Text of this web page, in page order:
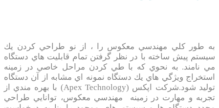
به طور كلي مهندسي معكوس را ، از نو طراحي كردن يك
سيستم پيش ساخته با در نظر گرفتن تمام قابليت هاي دستگاه
مي نامند. به نحوي كه با طي كردن مراحل خاصي در زمينه
استخراج ويژگي هاي يك دستگاه نمونه اي مشابه از آن دستگاه
توليد شود.شركت اپكس (Apex Technology) با بهره مندي از
تجربه و مهارت در زمينه مهندسي معكوس، توانايي طراحي